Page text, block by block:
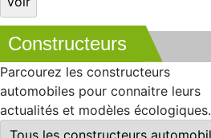
Constructeurs
Parcourez les constructeurs
automobiles pour connaitre leurs
actualités et modèles écologiques.